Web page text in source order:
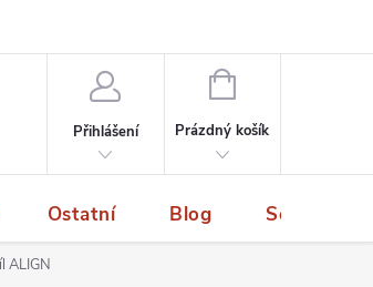
Přihlášení
NÁKUPNÍ
Prázdný košík
Ostatní Blog Servis a
ALIGN